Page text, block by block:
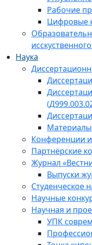
Рабочие
Цифровые
Наука
Конференции
Партнёрские
Журнал
Выпуски
Студенческое
Научные
Научная и
УПК